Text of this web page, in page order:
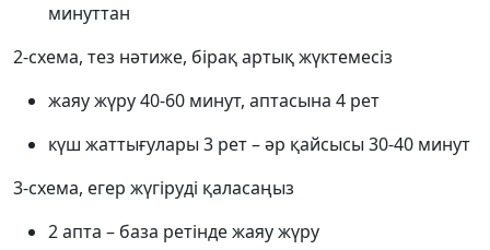
минуттан
2-схема, тез нәтиже, бірақ артық жүктемесіз
жаяу жүру 40-60 минут, аптасына 4 рет
күш жаттығулары 3 рет – әр қайсысы 30-40 минут
3-схема, егер жүгіруді қаласаңыз
2 апта – база ретінде жаяу жүру